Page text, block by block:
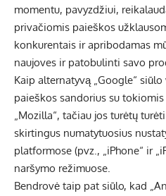
momentu, pavyzdžiui,
privačiomis paieškos
konkurentais ir apribodamas
naujoves ir patobulinti savo
Kaip alternatyvą „Google“
paieškos sandorius su
„Mozilla“, tačiau jos turėtų
skirtingus numatytuosius
platformose (pvz., „iPhone“ ir
naršymo režimuose.
Bendrovė taip pat siūlo, kad